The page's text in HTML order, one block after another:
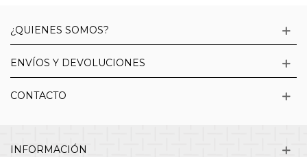
¿QUIENES SOMOS?
ENVÍOS Y DEVOLUCIONES
CONTACTO
INFORMACIÓN